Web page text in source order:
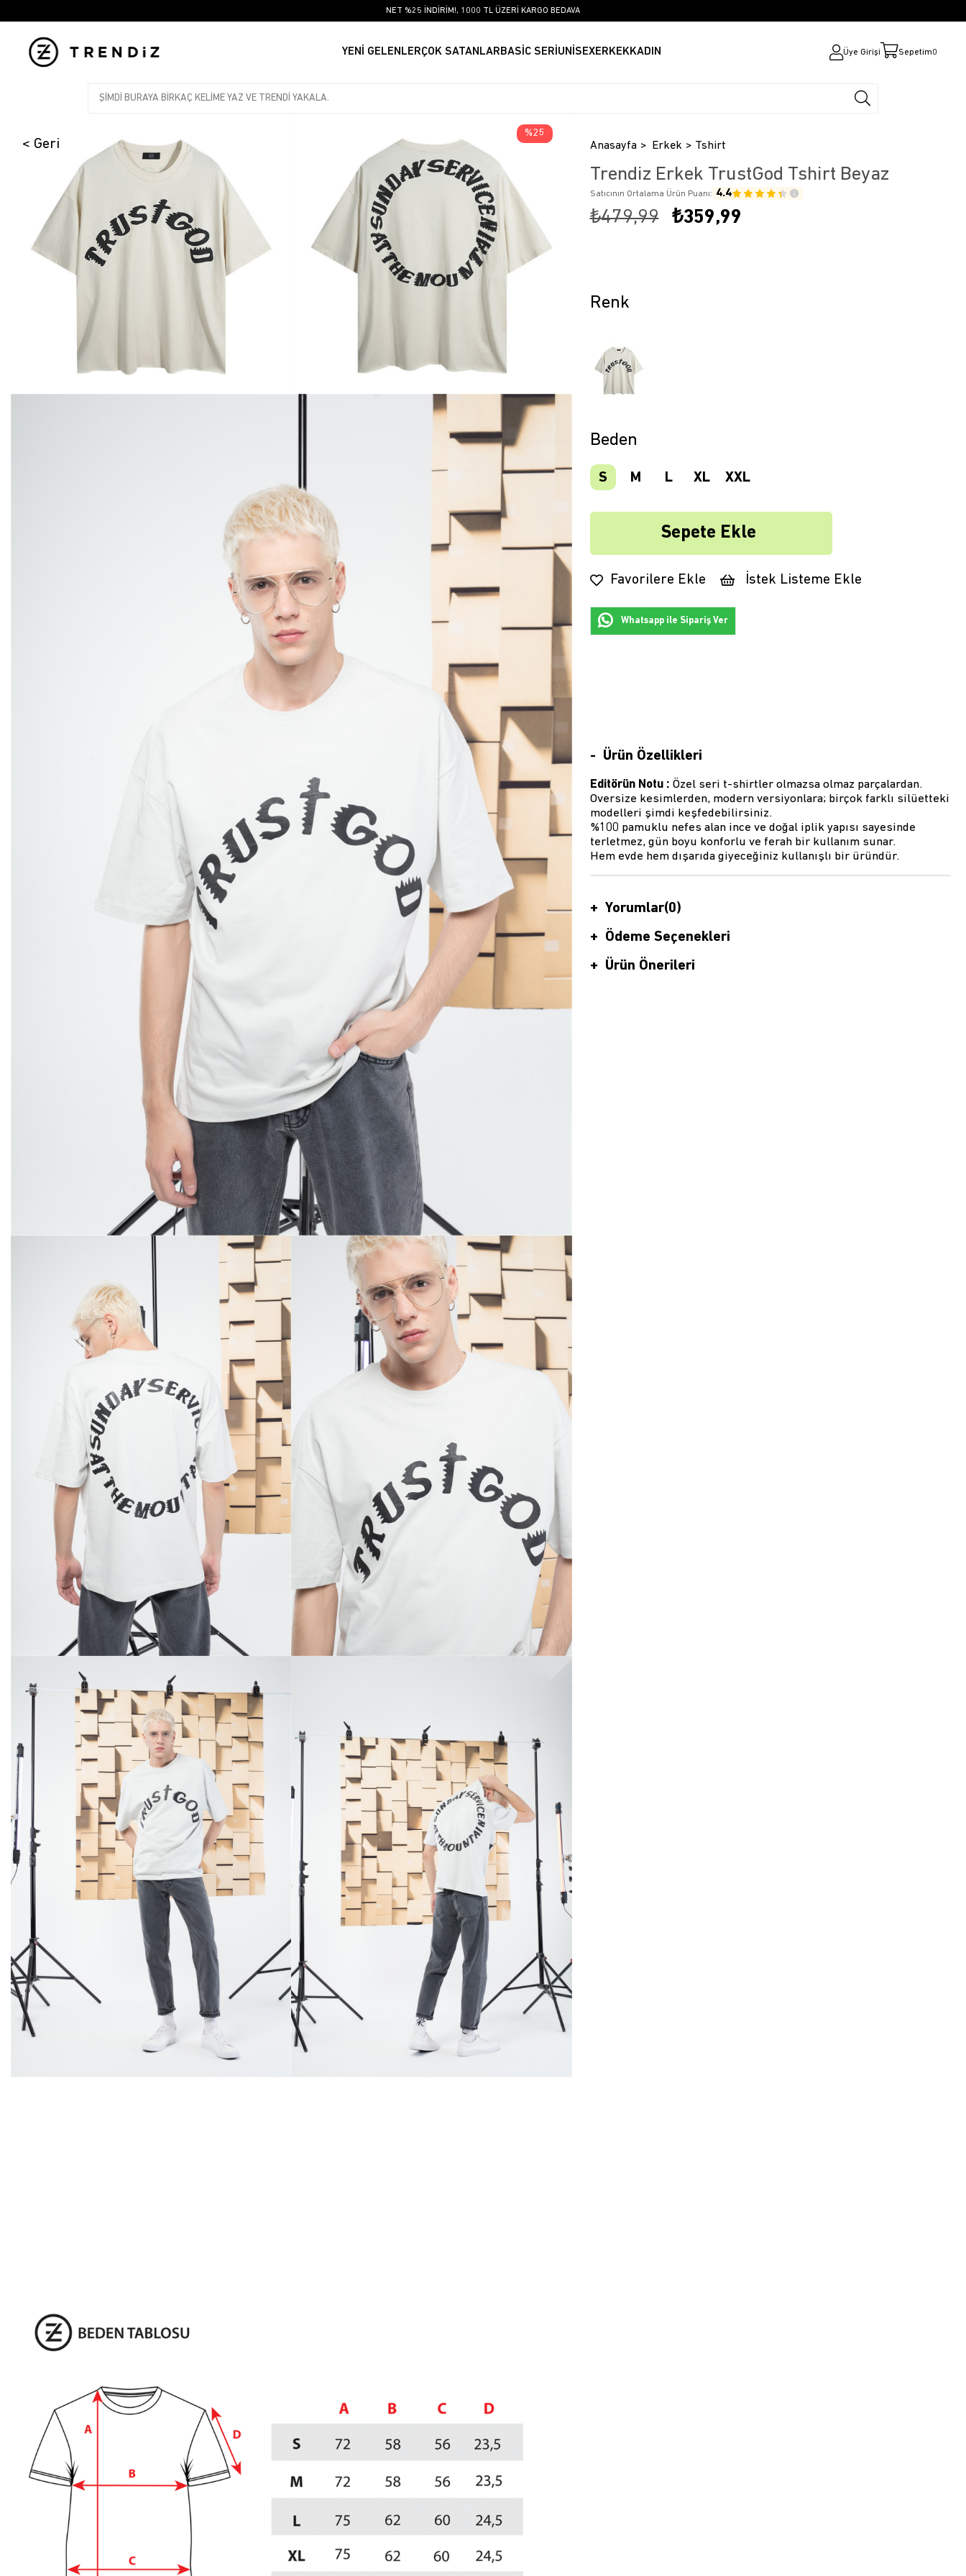
NET %25 İNDİRİM!, 1000 TL ÜZERİ KARGO BEDAVA
YENİ GELENLERÇOK SATANLARBASİC SERİ UNİSEXERKEKKADIN Üye Girişi Sepetim0
25
Anasayfa Erkek Tshirt
Trendiz Erkek TrustGod Tshirt Beyaz
Satıcının Ortalama Ürün Puanı: 4.4
₺479,99 ₺359,99
Beden
S M L XL XXL
Favorilere Ekle İstek Listeme Ekle
Whatsapp ile Sipariş Ver
Ürün Özellikleri
Editörün Notu : Özel seri t-shirtler olmazsa olmaz parçalardan.
Oversize kesimlerden, modern versiyonlara; birçok farklı silüetteki
modelleri şimdi keşfedebilirsiniz.
%100 pamuklu nefes alan ince ve doğal iplik yapısı sayesinde
terletmez, gün boyu konforlu ve ferah bir kullanım sunar.
Hem evde hem dışarıda giyeceğiniz kullanışlı bir üründür.
Yorumlar(0)
Ödeme Seçenekleri
Ürün Önerileri